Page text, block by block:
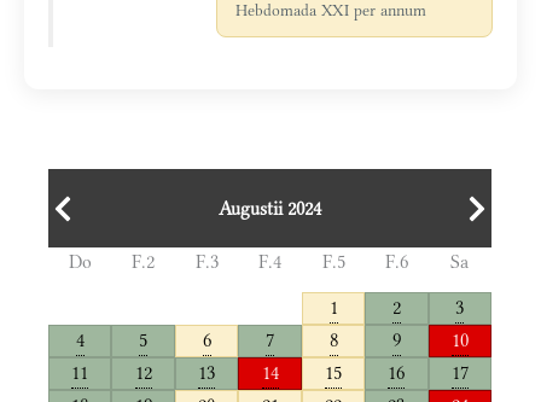
Hebdomada XXI per annum
Augustii 2024
Do F.2 F.3 F.4 F.5 F.6
Sa
1
2
3
4
5 6 7 8 9
10
11
12 13 14 15 16
17